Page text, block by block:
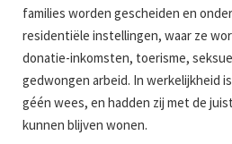
families worden gescheiden en
residentiële instellingen, waar ze
donatie-inkomsten, toerisme,
gedwongen arbeid. In werkelijkheid
géén wees, en hadden zij met de
kunnen blijven wonen.